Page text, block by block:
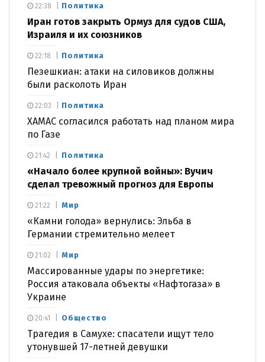
Политика
Иран готов закрыть Ормуз для судов США,
Израиля и их союзников
22:38
Политика
Пезешкиан: атаки на силовиков должны
были расколоть Иран
22:18
Политика
ХАМАС согласился работать над планом мира
по Газе
22:03
Политика
«Начало более крупной войны»: Вучич
сделал тревожный прогноз для Европы
21:42
Мир
«Камни голода» вернулись: Эльба в
Германии стремительно мелеет
21:22
Мир
Массированные удары по энергетике:
Россия атаковала объекты «Нафтогаза» в
Украине
21:02
Общество
Трагедия в Самухе: спасатели ищут тело
утонувшей 17-летней девушки
20:41